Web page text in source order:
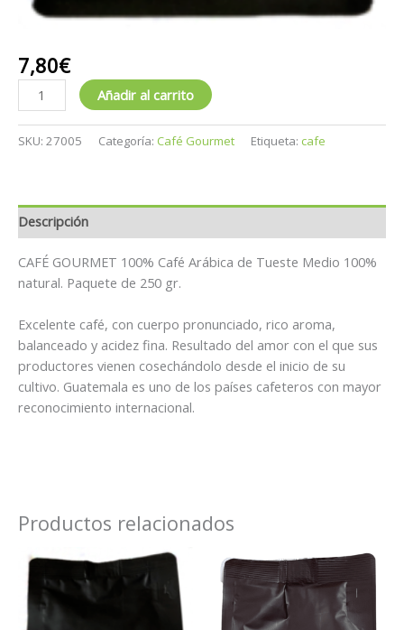
7,80€
Añadir al carrito
SKU: 27005 Categoría: Café Gourmet Etiqueta: cafe
Descripción
CAFÉ GOURMET 100% Café Arábica de Tueste Medio 100%
natural. Paquete de 250 gr.
Excelente café, con cuerpo pronunciado, rico aroma,
balanceado y acidez fina. Resultado del amor con el que sus
productores vienen cosechándolo desde el inicio de su
cultivo. Guatemala es uno de los países cafeteros con mayor
reconocimiento internacional.
Productos relacionados